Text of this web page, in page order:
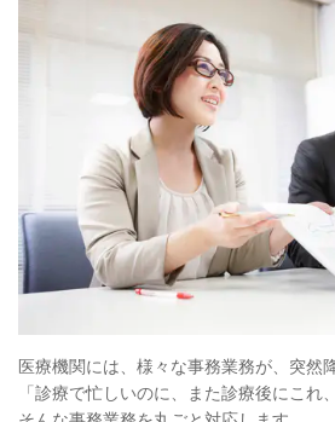
医療機関には、様々な事務業務が、突然
「診療で忙しいのに、また診療後にこれ